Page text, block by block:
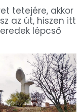
tetejére, akkor
az út, hiszen itt
lépcső